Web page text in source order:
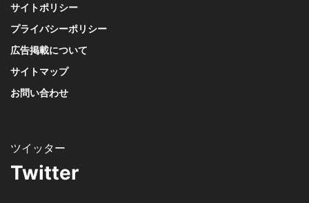
サイトポリシー
プライバシーポリシー
広告掲載について
サイトマップ
お問い合わせ
Twitter